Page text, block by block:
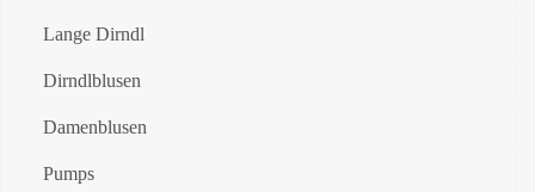
Lange Dirndl
Dirndlblusen
Damenblusen
Pumps